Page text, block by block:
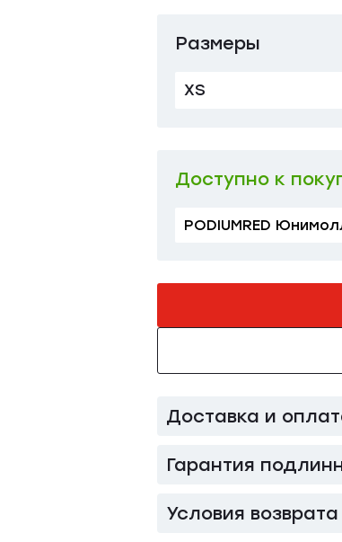
Размеры
XS
Доступно к
PODIUMRED
Доставка и
Гарантия
Условия возврата